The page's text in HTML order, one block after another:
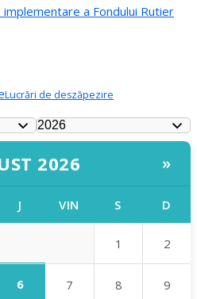
a Fondului Rutier
Lucrări de deszăpezire
2026 »
J VIN S D
1 2
6 7 8 9